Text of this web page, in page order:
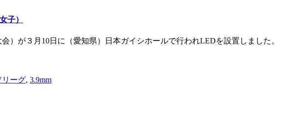
子）
）が３月10日に（愛知県）日本ガイシホールで行われLEDを設置しました。
リーグ, 3.9mm